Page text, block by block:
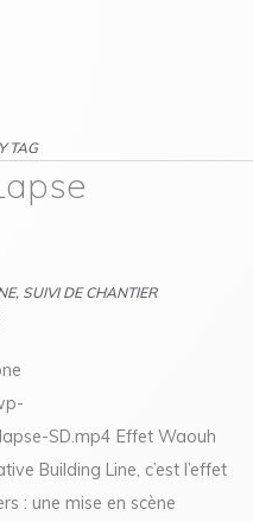
TAG
, SUIVI DE CHANTIER
SD.mp4 Effet Waouh
Building Line, c’est l’effet
: une mise en scène